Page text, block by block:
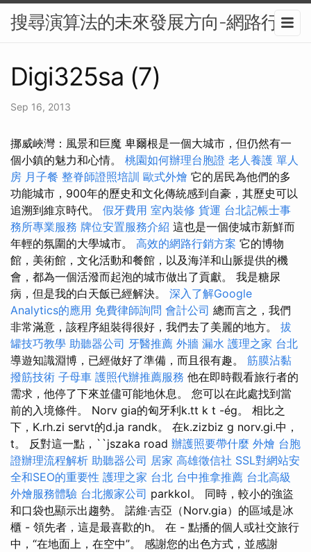
搜尋演算法的未來發展方向-網路行銷
Digi325sa (7)
Sep 16, 2013
挪威峽灣：風景和巨魔 卑爾根是一個大城市，但仍然有一
個小鎮的魅力和心情。 桃園如何辦理台胞證 老人養護 單人
房 月子餐 整脊師證照培訓 歐式外燴 它的居民為他們的多
功能城市，900年的歷史和文化傳統感到自豪，其歷史可以
追溯到維京時代。 假牙費用 室內裝修 貨運 台北記帳士事
務所專業服務 牌位安置服務介紹 這也是一個使城市新鮮而
年輕的氛圍的大學城市。 高效的網路行銷方案 它的博物
館，美術館，文化活動和餐館，以及海洋和山脈提供的機
會，都為一個活潑而起泡的城市做出了貢獻。 我是糖尿
病，但是我的白天飯已經解決。 深入了解Google
Analytics的應用 免費律師詢問 會計公司 總而言之，我們
非常滿意，該程序組裝得很好，我們去了美麗的地方。 拔
罐技巧教學 助聽器公司 牙醫推薦 外牆 漏水 護理之家 台北
導遊知識淵博，已經做好了準備，而且很有趣。 筋膜沾黏
撥筋技術 子母車 護照代辦推薦服務 他在即時觀看旅行者的
需求，他停了下來並儘可能地休息。 您可以在此處找到當
前的入境條件。 Norv gia的匈牙利k.tt k t -ég。 相比之
下，K.rh.zi servt的d.ja randk。 在k.zizbiz g norv.gi.中，
t。 反對這一點，``jszaka road 辦護照要帶什麼 外燴 台胞
證辦理流程解析 助聽器公司 居家 高雄徵信社 SSL對網站安
全和SEO的重要性 護理之家 台北 台中推拿推薦 台北高級
外燴服務體驗 台北搬家公司 parkkol。 同時，較小的強盜
和口袋也顯示出趨勢。 諾維·吉亞（Norv.gia）的區域是冰
櫃 - 領先者，這是最喜歡的h。 在 - 點播的個人或社交旅行
中，“在地面上，在空中”。 感謝您的出色方式，並感謝